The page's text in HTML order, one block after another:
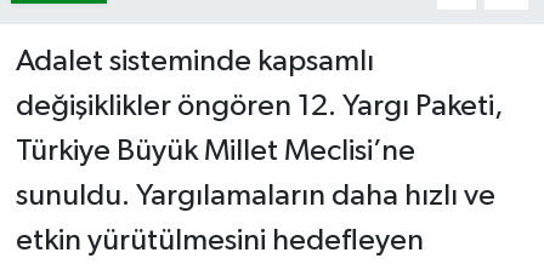
Adalet sisteminde kapsamlı
değişiklikler öngören 12. Yargı Paketi,
Türkiye Büyük Millet Meclisi’ne
sunuldu. Yargılamaların daha hızlı ve
etkin yürütülmesini hedefleyen